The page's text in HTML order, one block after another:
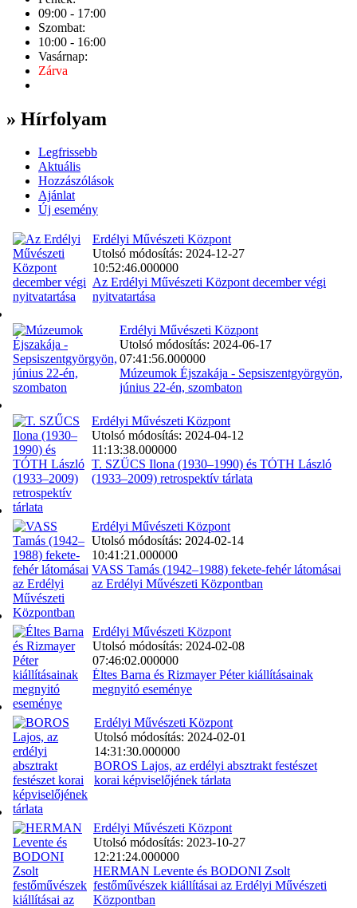
09:00 - 17:00
Szombat:
10:00 - 16:00
Vasárnap:
Zárva
» Hírfolyam
Legfrissebb
Aktuális
Hozzászólások
Ajánlat
Új esemény
Erdélyi Művészeti Központ
Utolsó módosítás: 2024-12-27
10:52:46.000000
Az Erdélyi Művészeti Központ december végi
nyitvatartása
Erdélyi Művészeti Központ
Utolsó módosítás: 2024-06-17
07:41:56.000000
Múzeumok Éjszakája - Sepsiszentgyörgyön,
június 22-én, szombaton
Erdélyi Művészeti Központ
Utolsó módosítás: 2024-04-12
11:13:38.000000
T. SZŰCS Ilona (1930–1990) és TÓTH László
(1933–2009) retrospektív tárlata
Erdélyi Művészeti Központ
Utolsó módosítás: 2024-02-14
10:41:21.000000
VASS Tamás (1942–1988) fekete-fehér látomásai
az Erdélyi Művészeti Központban
Erdélyi Művészeti Központ
Utolsó módosítás: 2024-02-08
07:46:02.000000
Éltes Barna és Rizmayer Péter kiállításainak
megnyitó eseménye
Erdélyi Művészeti Központ
Utolsó módosítás: 2024-02-01
14:31:30.000000
BOROS Lajos, az erdélyi absztrakt festészet
korai képviselőjének tárlata
Erdélyi Művészeti Központ
Utolsó módosítás: 2023-10-27
12:21:24.000000
HERMAN Levente és BODONI Zsolt
festőművészek kiállításai az Erdélyi Művészeti
Központban